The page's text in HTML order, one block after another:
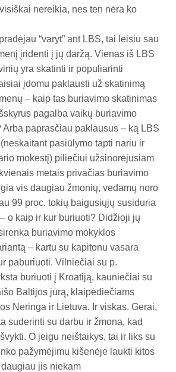
nereikia, nes ten nėra ko
“varyt” ant LBS, tai leisiu sau
įridenti į jų daržą. Vienas iš LBS
yra skatinti ir populiarinti
įdomu paklausti už skatinimą
– kaip tas buriavimo skatinimas
pagalba vaikų buriavimo
Arba paprasčiau paklausus – ką LBS
pasiūlymo tapti nariu ir
mokestį) piliečiui užsinorėjusiam
metais privačias buriavimo
vis daugiau žmonių, vedamų noro
99 proc. tokių baigusiųjų susiduria
o kaip ir kur buriuoti? Didžioji jų
buriavimo mokyklos
– kartu su kapitonu vasara
paburiuoti. Vilniečiai su p.
buriuoti į Kroatiją, kauniečiai su
Baltijos jūrą, klaipėdiečiams
Neringa ir Lietuva. Ir viskas. Gerai,
suderinti su darbu ir žmona, kad
O jeigu neištaikys, tai ir liks su
pažymėjimu kišenėje laukti kitos
jis niekam